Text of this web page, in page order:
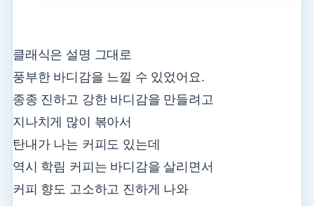
클래식은 설명 그대로
풍부한 바디감을 느낄 수 있었어요.
종종 진하고 강한 바디감을 만들려고
지나치게 많이 볶아서
탄내가 나는 커피도 있는데
역시 학림 커피는 바디감을 살리면서
커피 향도 고소하고 진하게 나와